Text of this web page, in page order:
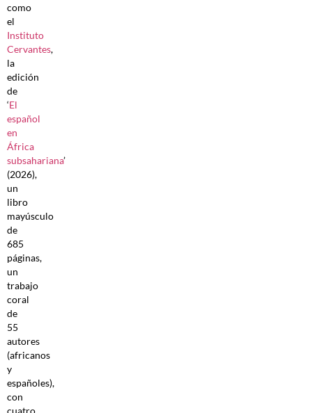
como
el
Instituto
Cervantes,
la
edición
de
‘El
español
en
África
subsahariana’
(2026),
un
libro
mayúsculo
de
685
páginas,
un
trabajo
coral
de
55
autores
(africanos
y
españoles),
con
cuatro